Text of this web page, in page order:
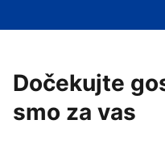
Dočekujte
smo za vas